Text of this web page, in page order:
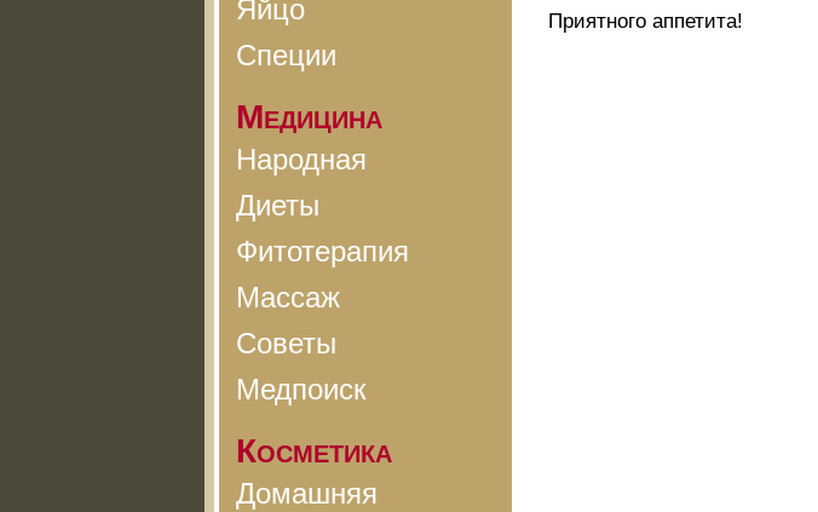
Яйцо
Специи
Медицина
Народная
Диеты
Фитотерапия
Массаж
Советы
Медпоиск
Косметика
Домашняя
Приятного аппетита!